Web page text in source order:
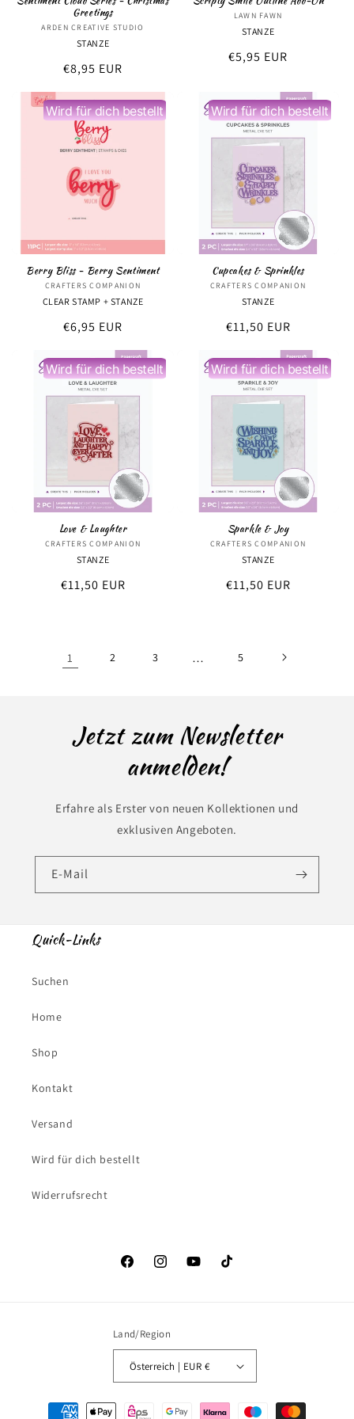
Greetings
Anbieter:
ARDEN CREATIVE STUDIO
STANZE
Normaler
Preis
€8,95 EUR
Anbieter:
LAWN FAWN
STANZE
Normaler
€5,95 EUR
Wird für dich bestellt
Berry Bliss - Berry Sentiment
Anbieter:
CRAFTERS COMPANION
CLEAR STAMP + STANZE
Normaler
€6,95 EUR
Wird für dich bestellt
Cupcakes & Sprinkles
Anbieter:
CRAFTERS COMPANION
STANZE
Normaler
€11,50 EUR
Wird für dich bestellt
Love & Laughter
Anbieter:
CRAFTERS COMPANION
STANZE
Normaler
€11,50 EUR
Wird für dich bestellt
Sparkle & Joy
Anbieter:
CRAFTERS COMPANION
STANZE
Normaler
€11,50 EUR
1 2 3 … 5
Jetzt zum Newsletter
anmelden!
Erfahre als Erster von neuen Kollektionen und
exklusiven Angeboten.
E-Mail
Quick-Links
Suchen
Home
Shop
Kontakt
Versand
Wird für dich bestellt
Widerrufsrecht
FacebookInstagramYouTubeTikTok
Land/Region
Österreich | EUR €
Zahlungsmethoden